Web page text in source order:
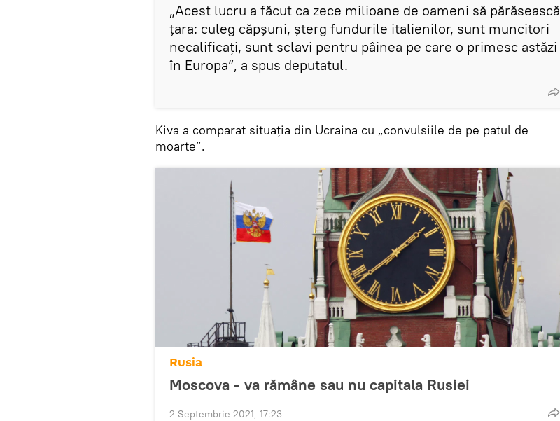
„Acest lucru a făcut ca zece milioane de oameni să părăsească
țara: culeg căpșuni, șterg fundurile italienilor, sunt muncitori
necalificați, sunt sclavi pentru pâinea pe care o primesc astăzi
în Europa”, a spus deputatul.
Kiva a comparat situația din Ucraina cu „convulsiile de pe patul de
moarte”.
Rusia
Moscova - va rămâne sau nu capitala Rusiei
2 Septembrie 2021, 17:23